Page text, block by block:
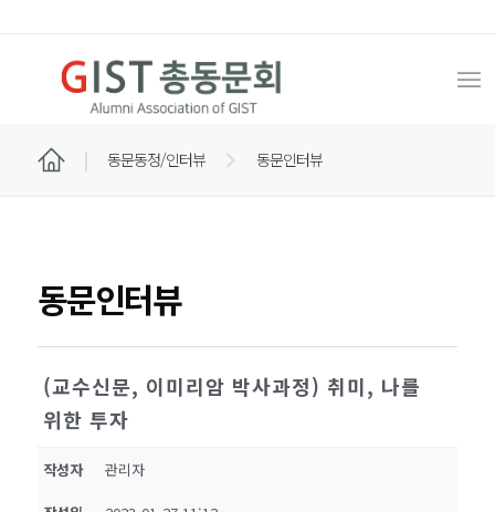
동문동정/인터뷰 동문인터뷰
동문인터뷰
(교수신문, 이미리암 박사과정) 취미, 나를
위한 투자
작성자 관리자